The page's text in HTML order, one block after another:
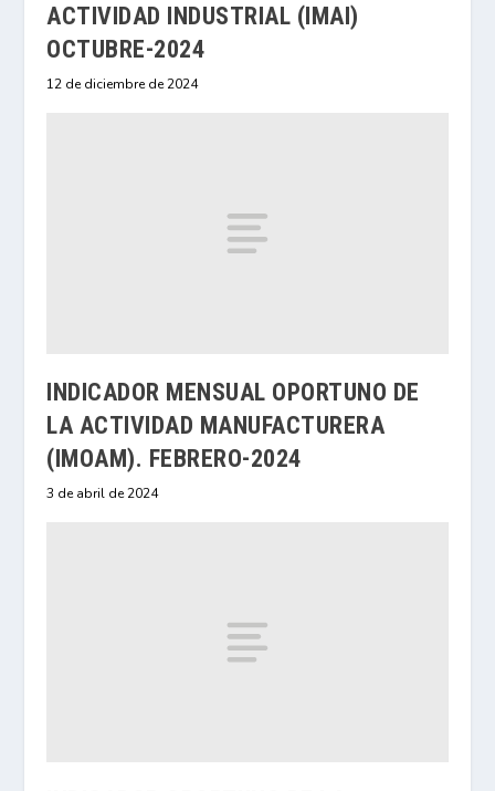
ACTIVIDAD INDUSTRIAL (IMAI)
OCTUBRE-2024
12 de diciembre de 2024
INDICADOR MENSUAL OPORTUNO DE
LA ACTIVIDAD MANUFACTURERA
(IMOAM). FEBRERO-2024
3 de abril de 2024